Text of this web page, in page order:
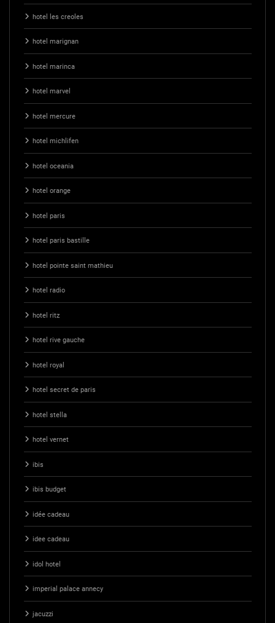
hotel les creoles
hotel marignan
hotel marinca
hotel marvel
hotel mercure
hotel michlifen
hotel oceania
hotel orange
hotel paris
hotel paris bastille
hotel pointe saint mathieu
hotel radio
hotel ritz
hotel rive gauche
hotel royal
hotel secret de paris
hotel stella
hotel vernet
ibis
ibis budget
idée cadeau
idee cadeau
idol hotel
imperial palace annecy
jacuzzi